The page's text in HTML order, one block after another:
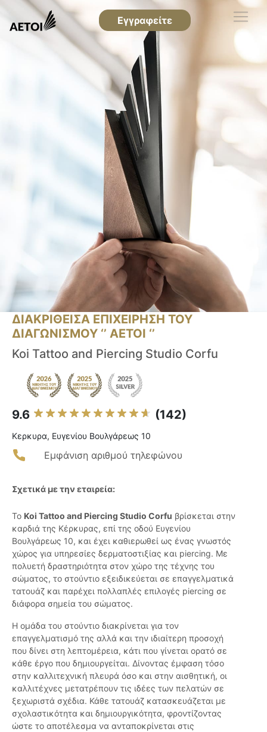
Εγγραφείτε
ΔΙΑΚΡΙΘΕΙΣΑ ΕΠΙΧΕΙΡΗΣΗ ΤΟΥ
ΔΙΑΓΩΝΙΣΜΟΥ ‘’ ΑΕΤΟΙ ‘’
Koi Tattoo and Piercing Studio Corfu
9.6 (142)
Κερκυρα, Ευγενίου Βουλγάρεως 10
Εμφάνιση αριθμού τηλεφώνου
Σχετικά με την εταιρεία:
Το Koi Tattoo and Piercing Studio Corfu βρίσκεται στην
καρδιά της Κέρκυρας, επί της οδού Ευγενίου
Βουλγάρεως 10, και έχει καθιερωθεί ως ένας γνωστός
χώρος για υπηρεσίες δερματοστιξίας και piercing. Με
πολυετή δραστηριότητα στον χώρο της τέχνης του
σώματος, το στούντιο εξειδικεύεται σε επαγγελματικά
τατουάζ και παρέχει πολλαπλές επιλογές piercing σε
διάφορα σημεία του σώματος.
Η ομάδα του στούντιο διακρίνεται για τον
επαγγελματισμό της αλλά και την ιδιαίτερη προσοχή
που δίνει στη λεπτομέρεια, κάτι που γίνεται ορατό σε
κάθε έργο που δημιουργείται. Δίνοντας έμφαση τόσο
στην καλλιτεχνική πλευρά όσο και στην αισθητική, οι
καλλιτέχνες μετατρέπουν τις ιδέες των πελατών σε
ξεχωριστά σχέδια. Κάθε τατουάζ κατασκευάζεται με
σχολαστικότητα και δημιουργικότητα, φροντίζοντας
ώστε το αποτέλεσμα να ανταποκρίνεται στις